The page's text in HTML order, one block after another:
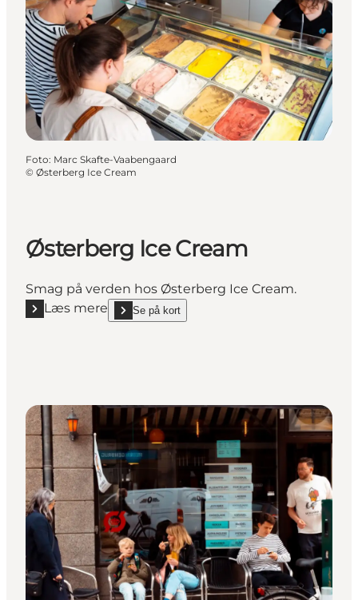
Foto: Marc Skafte-Vaabengaard
© Østerberg Ice Cream
Østerberg Ice Cream
Smag på verden hos Østerberg Ice Cream.
Læs mere
Læs mere "Østerberg Ice Cream"
Se på kort
show Østerberg Ice Cream on_map